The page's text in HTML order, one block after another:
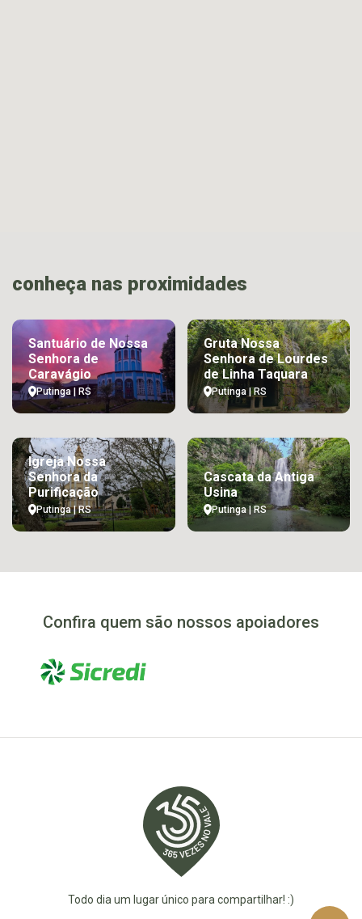
conheça nas proximidades
Santuário de Nossa
Senhora de
Caravágio
Putinga | RS
Gruta Nossa
Senhora de Lourdes
de Linha Taquara
Putinga | RS
Igreja Nossa
Senhora da
Purificação
Putinga | RS
Cascata da Antiga
Usina
Putinga | RS
Confira quem são nossos apoiadores
Todo dia um lugar único para compartilhar! :)